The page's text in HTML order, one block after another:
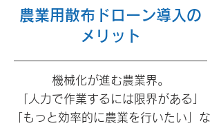
農業用散布ドローン導入の
メリット
機械化が進む農業界。
「人力で作業するには限界がある」
「もっと効率的に農業を行いたい」な